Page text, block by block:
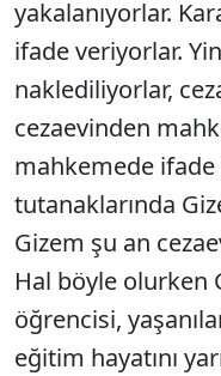
yakalanıyorlar.
ifade veriyorlar.
naklediliyorlar,
cezaevinden
mahkemede
tutanaklarında
Gizem şu an
Hal böyle olurken
öğrencisi,
eğitim hayatını